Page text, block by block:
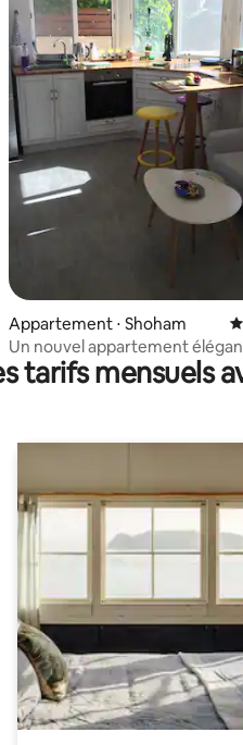
sur 5
sur la base de 13
Appartement ⋅ Shoham
Un nouvel appartement
minutes de l'aéroport.
tarifs mensuels